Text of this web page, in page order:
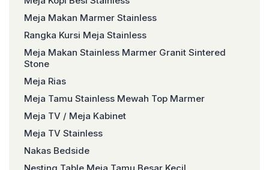
Meja Makan Marmer Stainless
Rangka Kursi Meja Stainless
Meja Makan Stainless Marmer Granit Sintered
Stone
Meja Rias
Meja Tamu Stainless Mewah Top Marmer
Meja TV / Meja Kabinet
Meja TV Stainless
Nakas Bedside